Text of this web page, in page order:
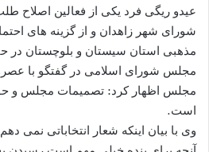
عیدو ریگی فرد یکی از فعالین اصلاح
شورای شهر زاهدان و از گزینه های
مذهبی استان سیستان و بلوچستان در
مجلس شورای اسلامی در گفتگو با
مجلس اظهار کرد: تصمیمات مجلس و
است.
وی با بیان اینکه شعار انتخاباتی نمی